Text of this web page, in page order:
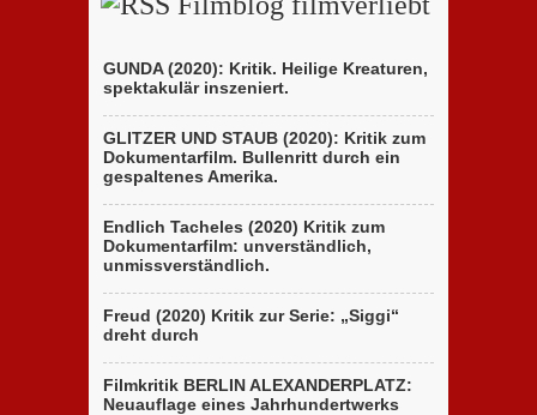
GUNDA (2020): Kritik. Heilige Kreaturen,
spektakulär inszeniert.
GLITZER UND STAUB (2020): Kritik zum
Dokumentarfilm. Bullenritt durch ein
gespaltenes Amerika.
Endlich Tacheles (2020) Kritik zum
Dokumentarfilm: unverständlich,
unmissverständlich.
Freud (2020) Kritik zur Serie: „Siggi“
dreht durch
Filmkritik BERLIN ALEXANDERPLATZ:
Neuauflage eines Jahrhundertwerks